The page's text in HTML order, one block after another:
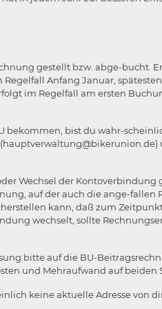
gestellt bzw. abge-bucht. Er
Anfang Januar,
im Regelfall am ersten
bekommen, bist du wahr-
Wechsel der Kontoverbindung
auf der auch die ange-fallen
kann, daß zum
wechselt, sollte
bitte auf die BU-
und Mehraufwand auf beiden
keine aktuelle Adresse von